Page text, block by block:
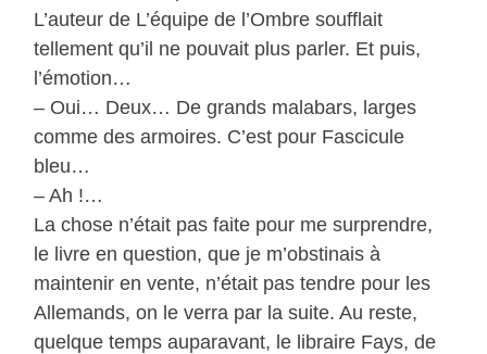
L’auteur de L’équipe de l’Ombre soufflait
tellement qu’il ne pouvait plus parler. Et puis,
l’émotion…
– Oui… Deux… De grands malabars, larges
comme des armoires. C’est pour Fascicule
bleu…
– Ah !…
La chose n’était pas faite pour me surprendre,
le livre en question, que je m’obstinais à
maintenir en vente, n’était pas tendre pour les
Allemands, on le verra par la suite. Au reste,
quelque temps auparavant, le libraire Fays, de